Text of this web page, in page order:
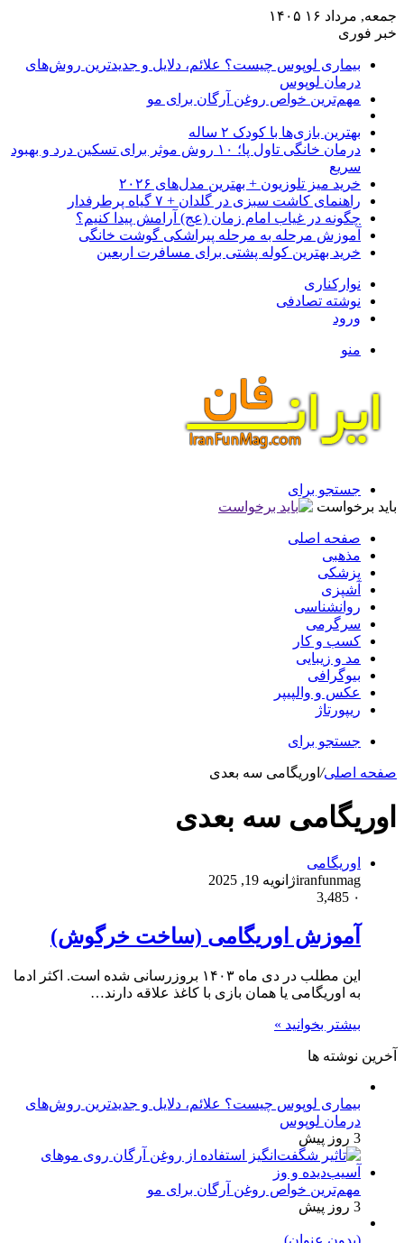
جمعه, مرداد ۱۶ ۱۴۰۵
خبر فوری
بیماری لوپوس چیست؟ علائم، دلایل و جدیدترین روش‌های
درمان لوپوس
مهم‌ترین خواص روغن آرگان برای مو
بهترین بازی‌ها با کودک ۲ ساله
درمان خانگی تاول پا؛ ۱۰ روش موثر برای تسکین درد و بهبود
سریع
خرید میز تلوزیون + بهترین مدل‌های ۲۰۲۶
راهنمای کاشت سبزی در گلدان + ۷ گیاه پرطرفدار
چگونه در غیاب امام زمان (عج) آرامش پیدا کنیم؟
آموزش مرحله به مرحله پیراشکی گوشت خانگی
خرید بهترین کوله پشتی برای مسافرت اربعین
نوارکناری
نوشته تصادفی
ورود
منو
جستجو برای
باید برخواست
صفحه اصلی
مذهبی
پزشکی
آشپزی
روانشناسی
سرگرمی
کسب و کار
مد و زیبایی
بیوگرافی
عکس و والپیپر
ریپورتاژ
جستجو برای
صفحه اصلی/ اوریگامی سه بعدی
اوریگامی سه بعدی
اوریگامی
iranfunmagژانویه 19, 2025
۰
آموزش اوریگامی (ساخت خرگوش)
این مطلب در دی ماه ۱۴۰۳ بروزرسانی شده است. اکثر ادما
به اوریگامی یا همان بازی با کاغذ علاقه دارند…
بیشتر بخوانید »
آخرین نوشته ها
بیماری لوپوس چیست؟ علائم، دلایل و جدیدترین روش‌های
درمان لوپوس
3 روز پیش
مهم‌ترین خواص روغن آرگان برای مو
3 روز پیش
(بدون عنوان)